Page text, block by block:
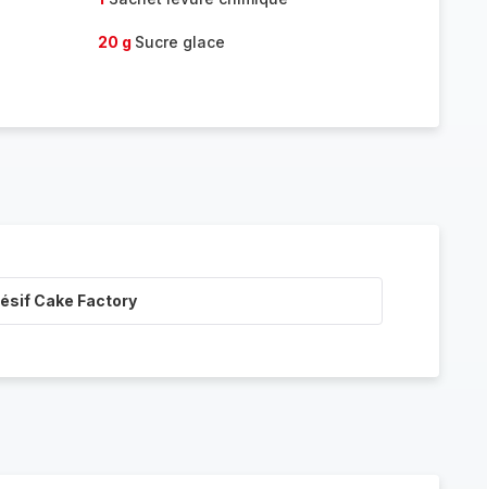
20 g Sucre glace
Cake Factory